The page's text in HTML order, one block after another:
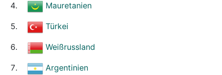
Mauretanien
Türkei
Weißrussland
Argentinien